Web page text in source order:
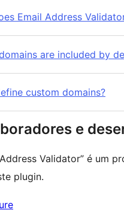
Email Address
are included by
custom domains?
e
Validator” é um
plugin.